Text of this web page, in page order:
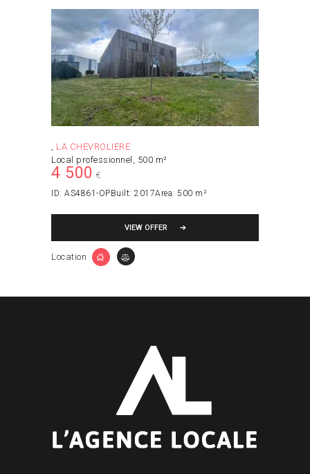
LA CHEVROLIERE
Local professionnel
500 m²
4 500 €
ID: AS4861-OPBuilt: 2017Area: 500 m²
VIEW OFFER
Location